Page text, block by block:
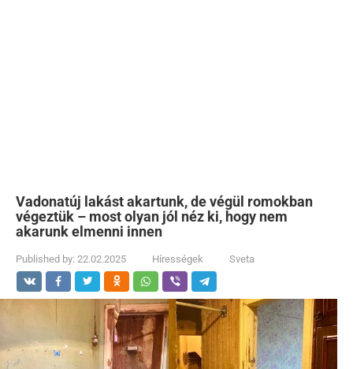
Vadonatúj lakást akartunk, de végül romokban
végeztük – most olyan jól néz ki, hogy nem
akarunk elmenni innen
Published by: 22.02.2025 Hírességek Sveta